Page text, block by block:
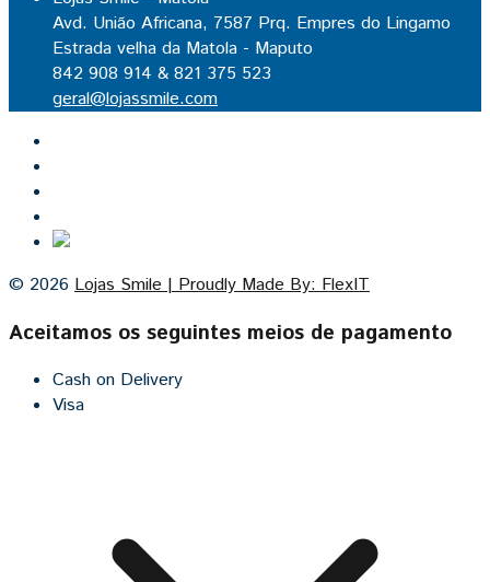
Avd. União Africana, 7587 Prq. Empres do Lingamo
Estrada velha da Matola - Maputo
842 908 914 & 821 375 523
geral@lojassmile.com
© 2026 Lojas Smile | Proudly Made By: FlexIT
Aceitamos os seguintes meios de pagamento
Cash on Delivery
Visa